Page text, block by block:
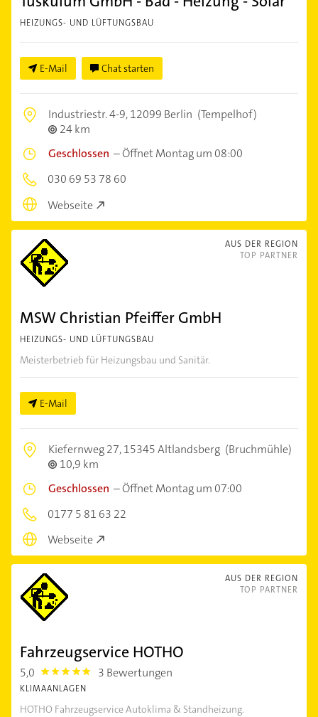
HEIZUNGS- UND LÜFTUNGSBAU
E-Mail Chat starten
Industriestr. 4-9,12099 Berlin (Tempelhof)
24 km
Geschlossen –Öffnet Montag um 08:00
030 69 53 78 60
Webseite
AUS DER REGION
TOP PARTNER
MSW Christian Pfeiffer GmbH
HEIZUNGS- UND LÜFTUNGSBAU
Meisterbetrieb für Heizungsbau und Sanitär.
E-Mail
Kiefernweg 27,15345 Altlandsberg (Bruchmühle)
10,9 km
Geschlossen –Öffnet Montag um 07:00
0177 5 81 63 22
Webseite
AUS DER REGION
TOP PARTNER
Fahrzeugservice HOTHO
5,0 5.0 3 Bewertungen
KLIMAANLAGEN
HOTHO Fahrzeugservice Autoklima & Standheizung.